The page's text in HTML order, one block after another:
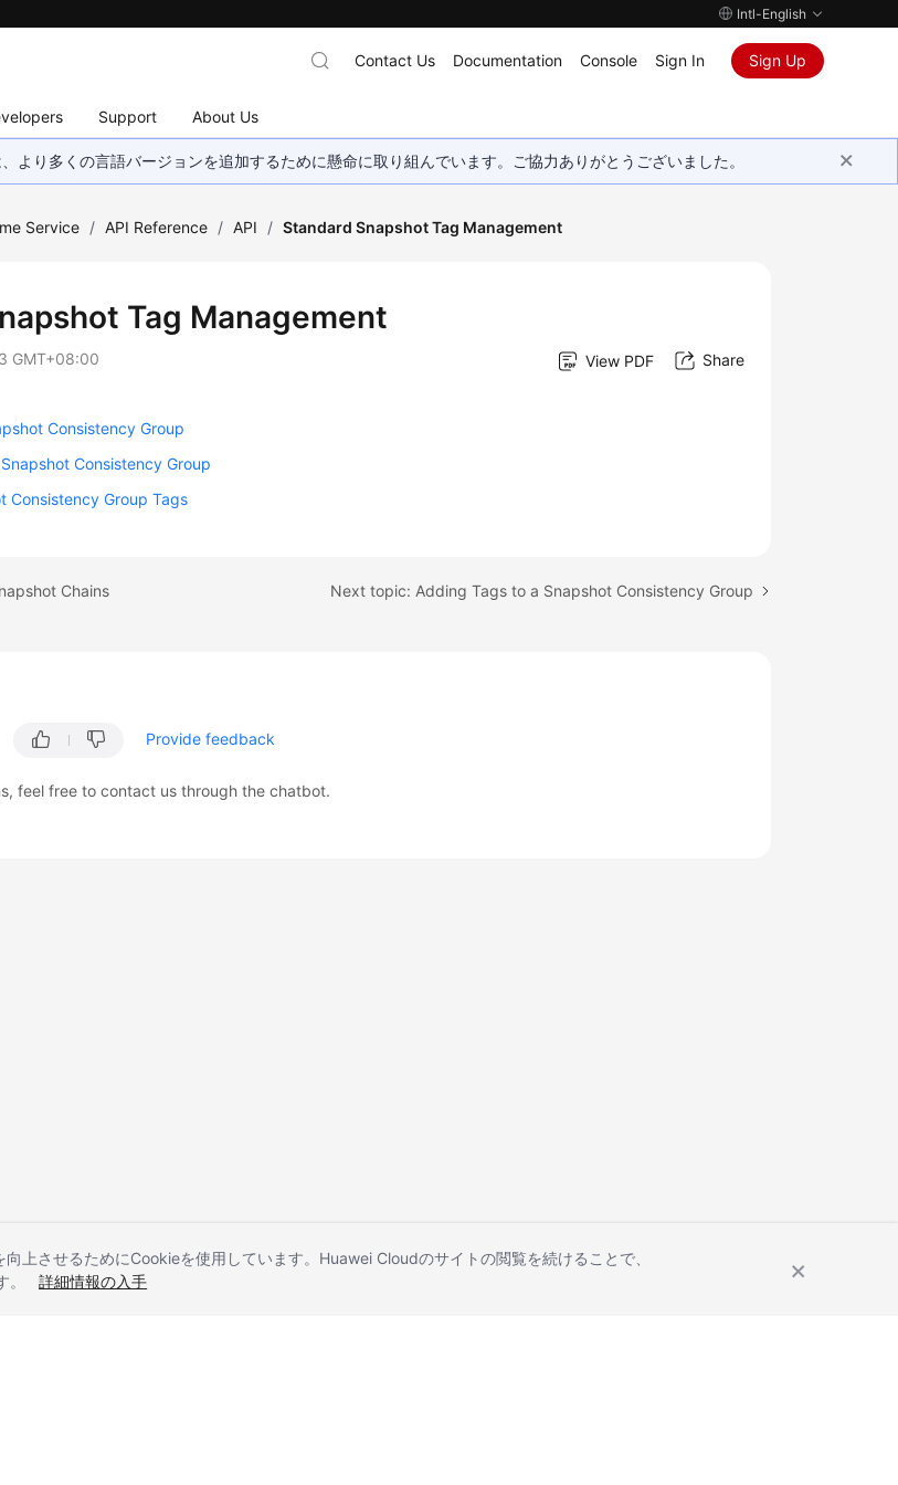
Intl-English
Support About Us
Contact Us Documentation Console Sign In Sign Up
り多くの言語バージョンを追加するために懸命に取り組んでいます。ご協力ありがとうございました。
Service / API Reference / API / Standard Snapshot Tag Management
Tag Management
GMT+08:00 View PDF Share
Consistency Group
Consistency Group
Consistency Group Tags
Chains Next topic: Adding Tags to a Snapshot Consistency Group
Provide feedback
feel free to contact us through the chatbot.
上させるためにCookieを使用しています。Huawei Cloudのサイトの閲覧を続けることで、
詳細情報の入手